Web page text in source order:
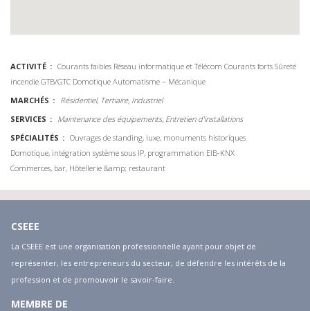
ACTIVITÉ Courants faibles Réseau informatique et Télécom Courants forts Sûreté
incendie GTB/GTC Domotique Automatisme – Mécanique
MARCHÉS
Résidentiel, Tertiaire, Industriel
SERVICES
Maintenance des équipements, Entretien d'installations
SPÉCIALITÉS
Ouvrages de standing, luxe, monuments historiques
Domotique, intégration système sous IP, programmation EIB-KNX
Commerces, bar, Hôtellerie &amp; restaurant
CSEEE
La CSEEE est une organisation professionnelle ayant pour objet de
représenter, les entrepreneurs du secteur, de défendre les intérêts de la
profession et de promouvoir le savoir-faire.
MEMBRE DE